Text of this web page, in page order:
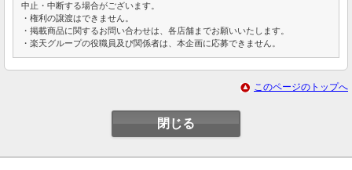
中止・中断する場合がございます。
・権利の譲渡はできません。
・掲載商品に関するお問い合わせは、各店舗までお願いいたします。
・楽天グループの役職員及び関係者は、本企画に応募できません。
このページのトップへ
閉じる